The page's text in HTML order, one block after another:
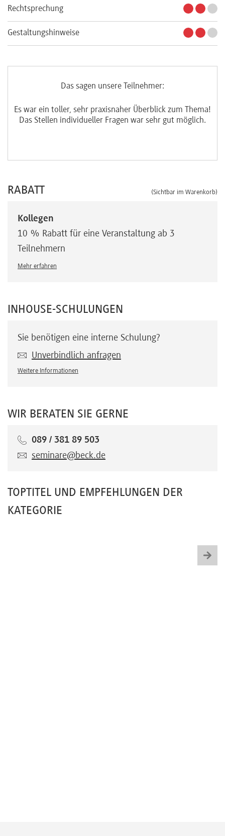
Rechtsprechung
Gestaltungshinweise
Das sagen unsere Teilnehmer:
Es war ein toller, sehr praxisnaher Überblick zum Thema!
Das Stellen individueller Fragen war sehr gut möglich.
RABATT (Sichtbar im Warenkorb)
Kollegen
10 % Rabatt für eine Veranstaltung ab 3
Teilnehmern
Mehr erfahren
INHOUSE-SCHULUNGEN
Sie benötigen eine interne Schulung?
Unverbindlich anfragen
Weitere Informationen
WIR BERATEN SIE GERNE
089 / 381 89 503
seminare@beck.de
TOPTITEL UND EMPFEHLUNGEN DER
KATEGORIE